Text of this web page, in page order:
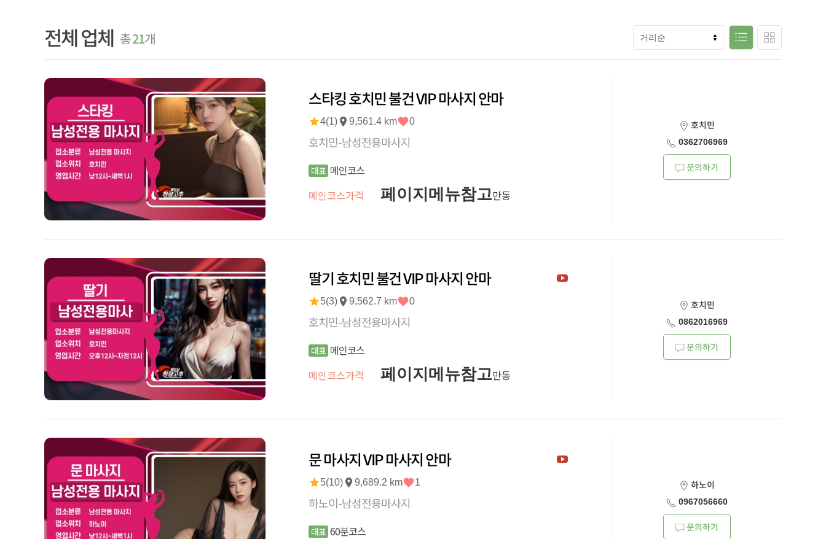
전체 업체 총21개
스타킹 호치민 불건 VIP 마사지 안마
4(1) 9,561.4 km 0
호치민-남성전용마사지
대표 메인코스
메인코스가격
페이지메뉴참고만동
호치민
0362706969
문의하기
딸기 호치민 불건 VIP 마사지 안마
5(3) 9,562.7 km 0
호치민-남성전용마사지
대표 메인코스
메인코스가격
페이지메뉴참고만동
호치민
0862016969
문의하기
문 마사지 VIP 마사지 안마
5(10) 9,689.2 km 1
하노이-남성전용마사지
대표 60분코스
하노이
0967056660
문의하기